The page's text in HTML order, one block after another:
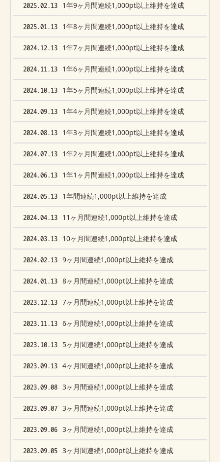
2025.02.13 1年9ヶ月間連続1,000pt以上維持を達成
2025.01.13 1年8ヶ月間連続1,000pt以上維持を達成
2024.12.13 1年7ヶ月間連続1,000pt以上維持を達成
2024.11.13 1年6ヶ月間連続1,000pt以上維持を達成
2024.10.13 1年5ヶ月間連続1,000pt以上維持を達成
2024.09.13 1年4ヶ月間連続1,000pt以上維持を達成
2024.08.13 1年3ヶ月間連続1,000pt以上維持を達成
2024.07.13 1年2ヶ月間連続1,000pt以上維持を達成
2024.06.13 1年1ヶ月間連続1,000pt以上維持を達成
2024.05.13 1年間連続1,000pt以上維持を達成
2024.04.13 11ヶ月間連続1,000pt以上維持を達成
2024.03.13 10ヶ月間連続1,000pt以上維持を達成
2024.02.13 9ヶ月間連続1,000pt以上維持を達成
2024.01.13 8ヶ月間連続1,000pt以上維持を達成
2023.12.13 7ヶ月間連続1,000pt以上維持を達成
2023.11.13 6ヶ月間連続1,000pt以上維持を達成
2023.10.13 5ヶ月間連続1,000pt以上維持を達成
2023.09.13 4ヶ月間連続1,000pt以上維持を達成
2023.09.08 3ヶ月間連続1,000pt以上維持を達成
2023.09.07 3ヶ月間連続1,000pt以上維持を達成
2023.09.06 3ヶ月間連続1,000pt以上維持を達成
2023.09.05 3ヶ月間連続1,000pt以上維持を達成